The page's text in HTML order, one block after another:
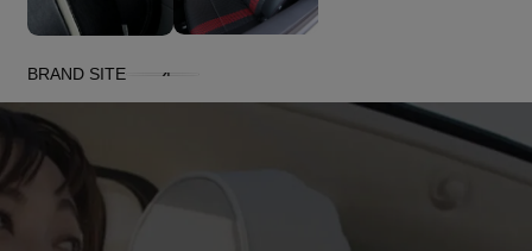
BRAND SITE